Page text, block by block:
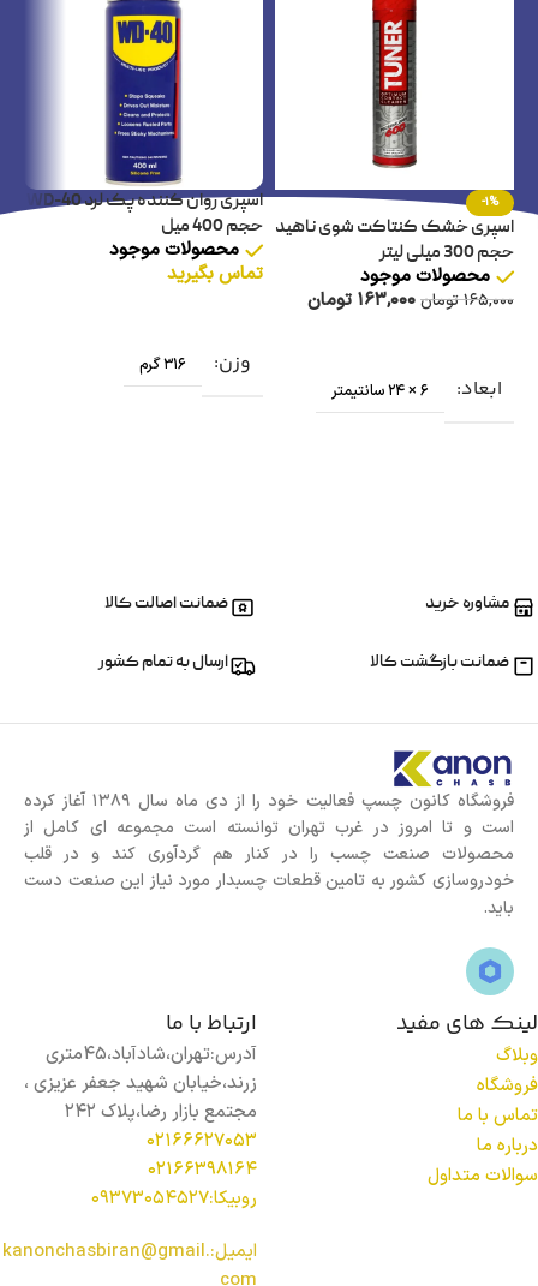
-1%
اسپری خشک کنتاکت شوی ناهید
حجم 300 میلی لیتر
محصولات موجود
165,000تومان163,000 تومان
ابعاد 6 × 24 سانتیمتر
اسپری روان کننده پک لرد WD-40
حجم 400 میل
محصولات موجود
تماس بگیرید
وزن 316 گرم
مشاوره خرید ضمانت اصالت کالا
ضمانت بازگشت کالا ارسال به تمام کشور
فروشگاه کانون چسپ فعالیت خود را از دی ماه سال 1389 آغاز کرده
است و تا امروز در غرب تهران توانسته است مجموعه ای کامل از
محصولات صنعت چسب را در کنار هم گردآوری کند و در قلب
خودروسازی کشور به تامین قطعات چسبدار مورد نیاز این صنعت دست
باید.
لینک های مفید
وبلاگ
فروشگاه
تماس با ما
درباره ما
سوالات متداول
ارتباط با ما
آدرس:تهران،شادآباد،45متری
زرند،خیابان شهید جعفر عزیزی ،
مجتمع بازار رضا،پلاک 242
02166627053
02166398164
روبیکا:09373054527
ایمیل:kanonchasbiran@gmail.